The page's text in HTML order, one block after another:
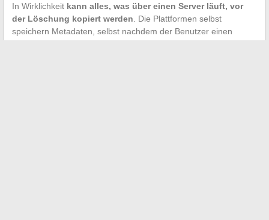
In Wirklichkeit kann alles, was über einen Server läuft, vor
der Löschung kopiert werden . Die Plattformen selbst
speichern Metadaten, selbst nachdem der Benutzer einen